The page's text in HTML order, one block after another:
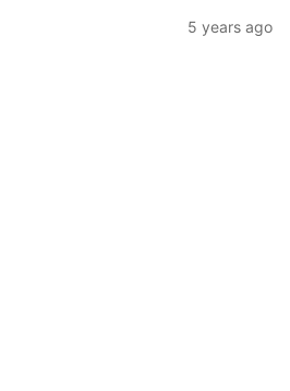
5 years ago